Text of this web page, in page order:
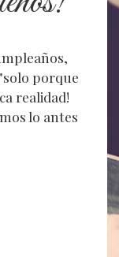
porque
realidad!
lo antes